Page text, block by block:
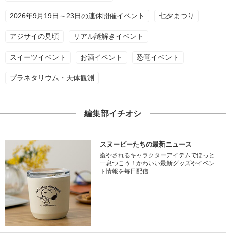
2026年9月19日～23日の連休開催イベント 七夕まつり
アジサイの見頃 リアル謎解きイベント
スイーツイベント お酒イベント 恐竜イベント
プラネタリウム・天体観測
編集部イチオシ
スヌーピーたちの最新ニュース
癒やされるキャラクターアイテムでほっと
一息つこう！かわいい最新グッズやイベン
ト情報を毎日配信